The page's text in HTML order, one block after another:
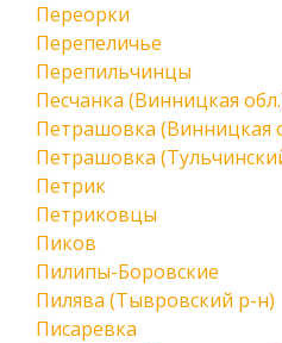
Переорки
Перепеличье
Перепильчинцы
Песчанка (Винницкая
Петрашовка (Винницкая
Петрашовка
Петрик
Петриковцы
Пиков
Пилипы-Боровские
Пилява (Тывровский р-н)
Писаревка